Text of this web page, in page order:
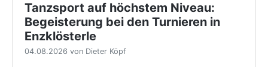
Tanzsport auf höchstem Niveau:
Begeisterung bei den Turnieren in
Enzklösterle
04.08.2026 von Dieter Köpf